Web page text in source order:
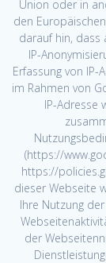
Union oder in
den
darauf hin, dass
IP-
Erfassung von IP-
im Rahmen von
IP-Adresse
(https://
https://
dieser Webseite
Ihre Nutzung
der